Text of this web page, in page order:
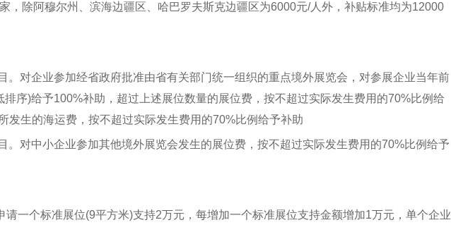
，除阿穆尔州、滨海边疆区、哈巴罗夫斯克边疆区为6000元/人外，补贴标准均为12000
。对企业参加经省政府批准由省有关部门统一组织的重点境外展览会，对参展企业当年前
序)给予100%补助，超过上述展位数量的展位费，按不超过实际发生费用的70%比例给
发生的海运费，按不超过实际发生费用的70%比例给予补助
。对中小企业参加其他境外展览会发生的展位费，按不超过实际发生费用的70%比例给予
请一个标准展位(9平方米)支持2万元，每增加一个标准展位支持金额增加1万元，单个企业